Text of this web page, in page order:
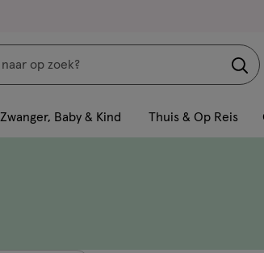
Zwanger, Baby & Kind Thuis & Op Reis